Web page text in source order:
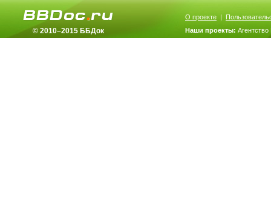
© 2010–2015 ББДок
О проекте |
Наши проекты: